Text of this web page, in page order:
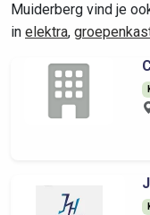
Muiderberg vind je
in elektra,